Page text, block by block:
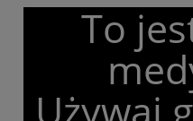
To
Używaj